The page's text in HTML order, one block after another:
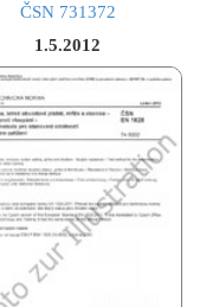
ČSN 731372
1.5.2012